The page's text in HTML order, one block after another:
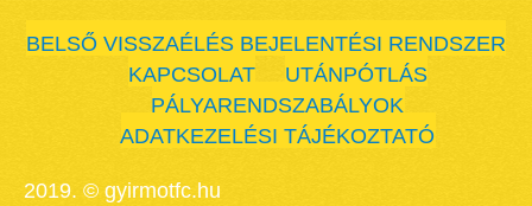
BELSŐ VISSZAÉLÉS BEJELENTÉSI RENDSZER
KAPCSOLAT
UTÁNPÓTLÁS
PÁLYARENDSZABÁLYOK
ADATKEZELÉSI TÁJÉKOZTATÓ
2019. © gyirmotfc.hu